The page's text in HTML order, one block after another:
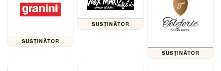
SUSȚINĂTOR
SUSȚINĂTOR
SUSȚINĂTOR